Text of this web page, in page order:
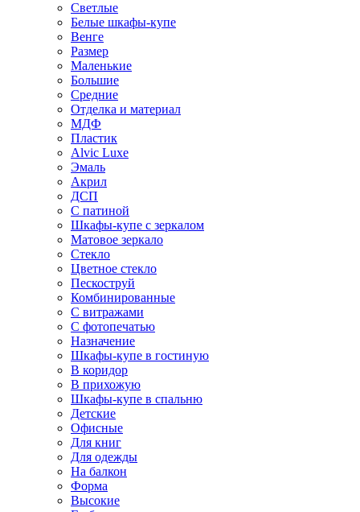
Светлые
Белые шкафы-купе
Венге
Размер
Маленькие
Большие
Средние
Отделка и материал
МДФ
Пластик
Alvic Luxe
Эмаль
Акрил
ДСП
С патиной
Шкафы-купе с зеркалом
Матовое зеркало
Стекло
Цветное стекло
Пескоструй
Комбинированные
С витражами
С фотопечатью
Назначение
Шкафы-купе в гостиную
В коридор
В прихожую
Шкафы-купе в спальню
Детские
Офисные
Для книг
Для одежды
На балкон
Форма
Высокие